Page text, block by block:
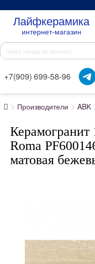
Лайфкерамика
интернет-магазин
+7(909) 699-58-96
Производители ABK
Roma
матовая